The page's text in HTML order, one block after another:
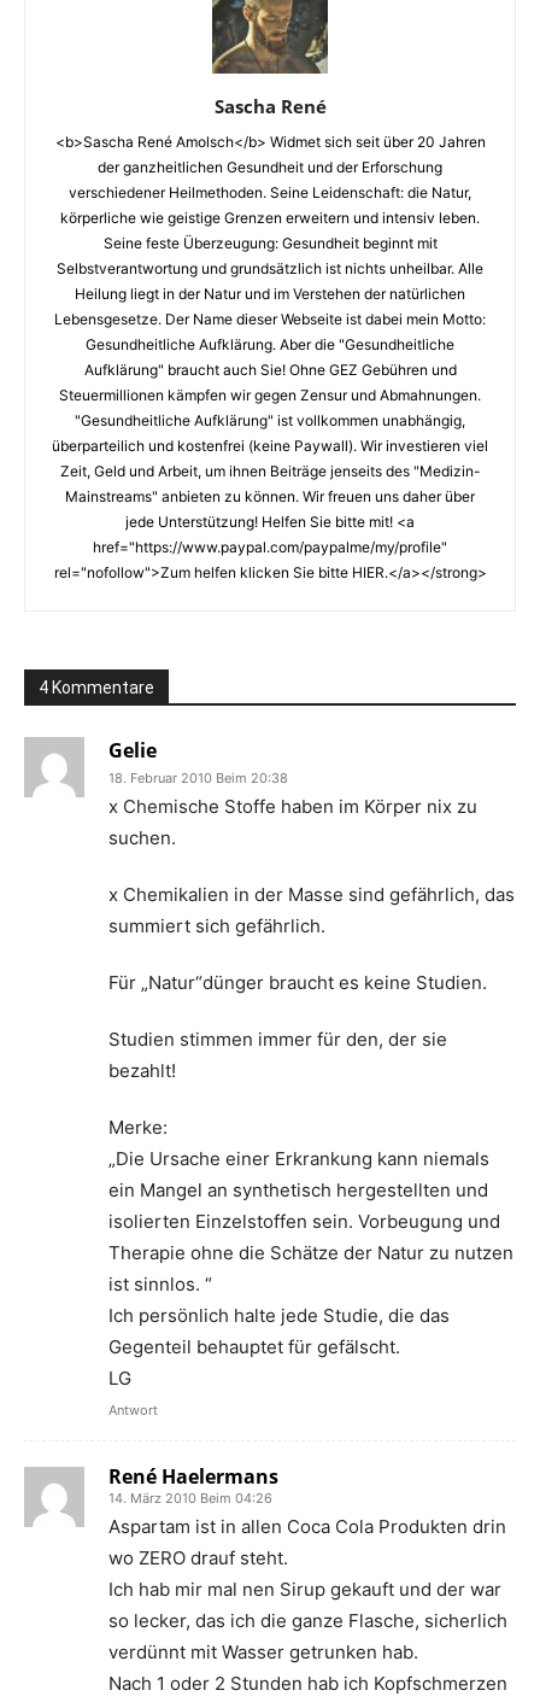
Sascha René
<b>Sascha René Amolsch</b> Widmet sich seit über 20 Jahren
der ganzheitlichen Gesundheit und der Erforschung
verschiedener Heilmethoden. Seine Leidenschaft: die Natur,
körperliche wie geistige Grenzen erweitern und intensiv leben.
Seine feste Überzeugung: Gesundheit beginnt mit
Selbstverantwortung und grundsätzlich ist nichts unheilbar. Alle
Heilung liegt in der Natur und im Verstehen der natürlichen
Lebensgesetze. Der Name dieser Webseite ist dabei mein Motto:
Gesundheitliche Aufklärung. Aber die "Gesundheitliche
Aufklärung" braucht auch Sie! Ohne GEZ Gebühren und
Steuermillionen kämpfen wir gegen Zensur und Abmahnungen.
"Gesundheitliche Aufklärung" ist vollkommen unabhängig,
überparteilich und kostenfrei (keine Paywall). Wir investieren viel
Zeit, Geld und Arbeit, um ihnen Beiträge jenseits des "Medizin-
Mainstreams" anbieten zu können. Wir freuen uns daher über
jede Unterstützung! Helfen Sie bitte mit! <a
href="https://www.paypal.com/paypalme/my/profile"
rel="nofollow">Zum helfen klicken Sie bitte HIER.</a></strong>
4 Kommentare
Gelie
18. Februar 2010 Beim 20:38
x Chemische Stoffe haben im Körper nix zu
suchen.
x Chemikalien in der Masse sind gefährlich, das
summiert sich gefährlich.
Für „Natur“dünger braucht es keine Studien.
Studien stimmen immer für den, der sie
bezahlt!
Merke:
„Die Ursache einer Erkrankung kann niemals
ein Mangel an synthetisch hergestellten und
isolierten Einzelstoffen sein. Vorbeugung und
Therapie ohne die Schätze der Natur zu nutzen
ist sinnlos. “
Ich persönlich halte jede Studie, die das
Gegenteil behauptet für gefälscht.
LG
Antwort
René Haelermans
14. März 2010 Beim 04:26
Aspartam ist in allen Coca Cola Produkten drin
wo ZERO drauf steht.
Ich hab mir mal nen Sirup gekauft und der war
so lecker, das ich die ganze Flasche, sicherlich
verdünnt mit Wasser getrunken hab.
Nach 1 oder 2 Stunden hab ich Kopfschmerzen